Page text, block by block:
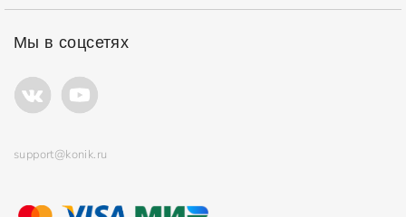
Мы в соцсетях
support@konik.ru